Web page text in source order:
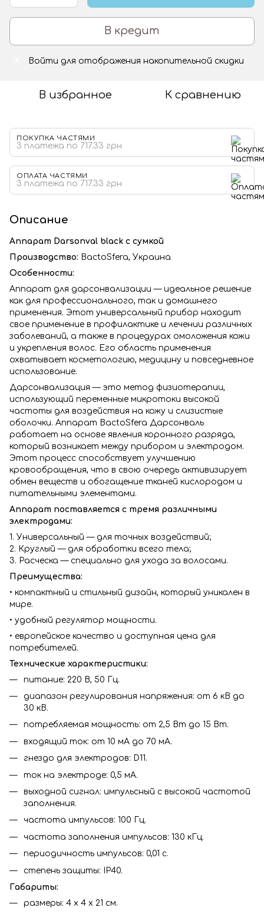
В кредит
Войти для отображения накопительной скидки
В избранное К сравнению
ПОКУПКА ЧАСТЯМИ
3 платежа по 717.33 грн
ОПЛАТА ЧАСТЯМИ
3 платежа по 717.33 грн
Описание
Аппарат Darsonval black с сумкой
Производство: BactoSfera, Украина
Особенности:
Аппарат для дарсонвализации — идеальное решение
как для профессионального, так и домашнего
применения. Этот универсальный прибор находит
свое применение в профилактике и лечении различных
заболеваний, а также в процедурах омоложения кожи
и укрепления волос. Его область применения
охватывает косметологию, медицину и повседневное
использование.
Дарсонвализация — это метод физиотерапии,
использующий переменные микротоки высокой
частоты для воздействия на кожу и слизистые
оболочки. Аппарат BactoSfera Дарсонваль
работает на основе явления коронного разряда,
который возникает между прибором и электродом.
Этот процесс способствует улучшению
кровообращения, что в свою очередь активизирует
обмен веществ и обогащение тканей кислородом и
питательными элементами.
Аппарат поставляется с тремя различными
электродами:
1. Универсальный — для точных воздействий;
2. Круглый — для обработки всего тела;
3. Расческа — специально для ухода за волосами.
Преимущества:
• компактный и стильный дизайн, который уникален в
мире.
• удобный регулятор мощности.
• европейское качество и доступная цена для
потребителей.
Технические характеристики:
питание: 220 В, 50 Гц.
диапазон регулирования напряжения: от 6 кВ до
30 кВ.
потребляемая мощность: от 2,5 Вт до 15 Вт.
входящий ток: от 10 мА до 70 мА.
гнездо для электродов: D11.
ток на электроде: 0,5 мА.
выходной сигнал: импульсный с высокой частотой
заполнения.
частота импульсов: 100 Гц.
частота заполнения импульсов: 130 кГц.
периодичность импульсов: 0,01 с.
степень защиты: IP40.
Габариты:
размеры: 4 x 4 x 21 см.